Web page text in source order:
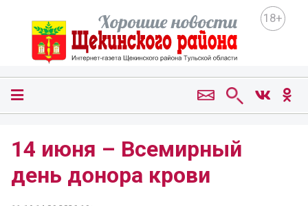
18+
14 июня – Всемирный
день донора крови